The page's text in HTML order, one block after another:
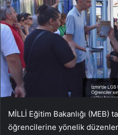
MİLLİ Eğitim Bakanlığı (MEB)
öğrencilerine yönelik